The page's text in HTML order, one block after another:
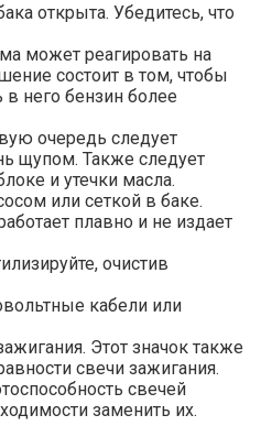
открыта. Убедитесь, что
может реагировать на
состоит в том, чтобы
в него бензин более
очередь следует
щупом. Также следует
и утечки масла.
или сеткой в ​​баке.
плавно и не издает
очистив
кабели или
Этот значок также
свечи зажигания.
свечей
заменить их.